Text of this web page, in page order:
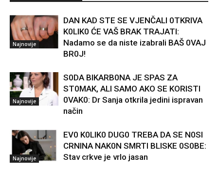
Najnovije
DAN KAD STE SE VJENČALI 0TKRIVA
K0LIK0 ĆE VAŠ BRAK TRAJATI:
Nadamo se da niste izabrali BAŠ 0VAJ
BR0J!
Najnovije
S0DA BIKARB0NA JE SPAS ZA
ST0MAK, ALI SAMO AKO SE KORISTI
0VAK0: Dr Sanja otkrila jedini ispravan
način
Najnovije
EV0 K0LIK0 DUG0 TREBA DA SE N0SI
CRNINA NAK0N SMRTI BLISKE 0S0BE:
Stav crkve je vrlo jasan